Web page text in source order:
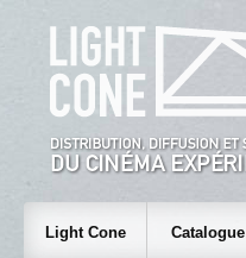
Light Cone Catalogue